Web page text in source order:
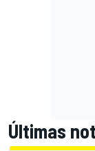
Últimas